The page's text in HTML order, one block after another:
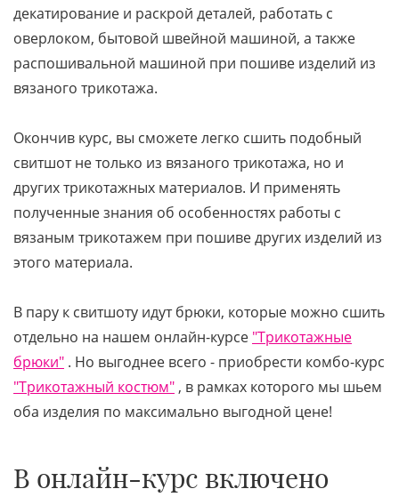
декатирование и раскрой деталей, работать с
оверлоком, бытовой швейной машиной, а также
распошивальной машиной при пошиве изделий из
вязаного трикотажа.
Окончив курс, вы сможете легко сшить подобный
свитшот не только из вязаного трикотажа, но и
других трикотажных материалов. И применять
полученные знания об особенностях работы с
вязаным трикотажем при пошиве других изделий из
этого материала.
В пару к свитшоту идут брюки, которые можно сшить
отдельно на нашем онлайн-курсе "Трикотажные
брюки" . Но выгоднее всего - приобрести комбо-курс
"Трикотажный костюм" , в рамках которого мы шьем
оба изделия по максимально выгодной цене!
В онлайн-курс включено